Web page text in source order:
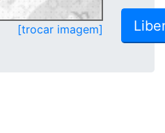
[trocar imagem]